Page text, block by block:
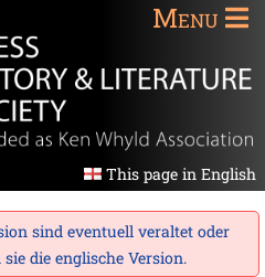
Menu
This page in English
sind eventuell veraltet oder
die englische Version.